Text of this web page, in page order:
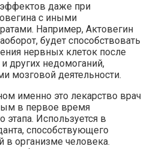
даже при
с иными
Например, Актовегин
будет способствовать
нервных клеток после
других недомоганий,
мозговой деятельности.
именно это лекарство врач
в первое время
этапа. Используется в
способствующего
в организме человека.